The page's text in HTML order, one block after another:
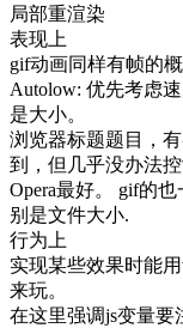
局部重渲染
表现上
gif动画同样有帧的
Autolow: 优先考虑
是大小。
浏览器标题题目，
到，但几乎没办法控
Opera最好。 gif的
别是文件大小.
行为上
实现某些效果时能
来玩。
在这里强调js变量要